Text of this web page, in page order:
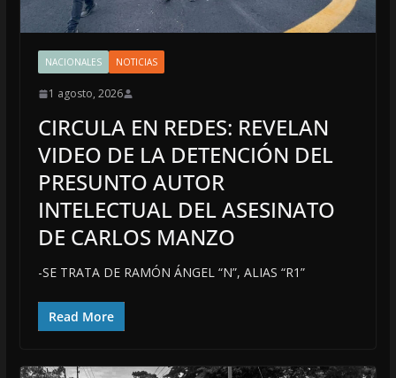
NACIONALES NOTICIAS
1 agosto, 2026
CIRCULA EN REDES: REVELAN
VIDEO DE LA DETENCIÓN DEL
PRESUNTO AUTOR
INTELECTUAL DEL ASESINATO
DE CARLOS MANZO
-SE TRATA DE RAMÓN ÁNGEL “N”, ALIAS “R1”
Read More